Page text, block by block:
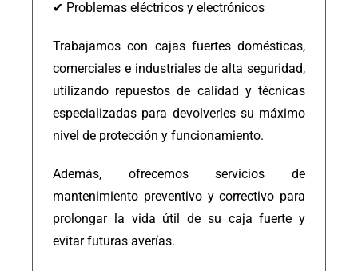
✔ Problemas eléctricos y electrónicos
Trabajamos con cajas fuertes domésticas,
comerciales e industriales de alta seguridad,
utilizando repuestos de calidad y técnicas
especializadas para devolverles su máximo
nivel de protección y funcionamiento.
Además, ofrecemos servicios de
mantenimiento preventivo y correctivo para
prolongar la vida útil de su caja fuerte y
evitar futuras averías.